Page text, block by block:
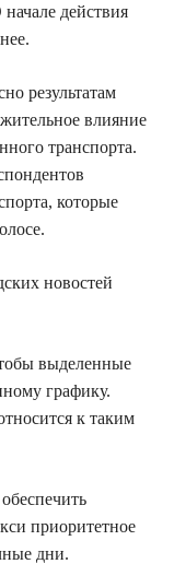
действия
результатам
влияние
транспорта.
которые
новостей
выделенные
графику.
к таким
приоритетное
дни.